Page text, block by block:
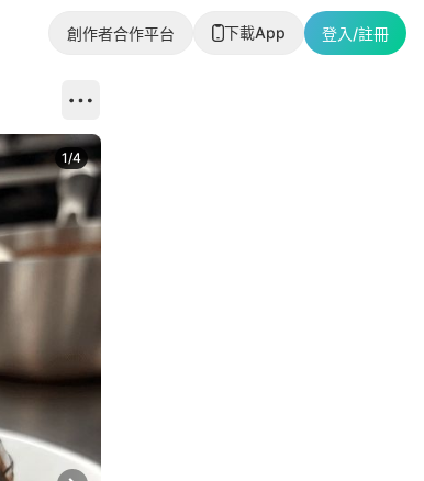
創作者合作平台 下載App 登入/註冊
1/4